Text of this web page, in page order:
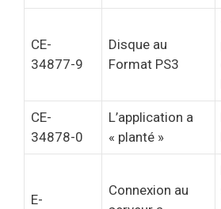
CE-
34877-9
Disque au
Format PS3
CE-
34878-0
L’application a
« planté »
E-
Connexion au